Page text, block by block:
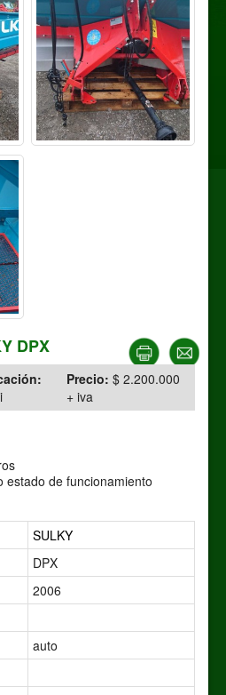
DPX
Precio: $ 2.200.000
+ iva
estado de funcionamiento
SULKY
DPX
2006
auto